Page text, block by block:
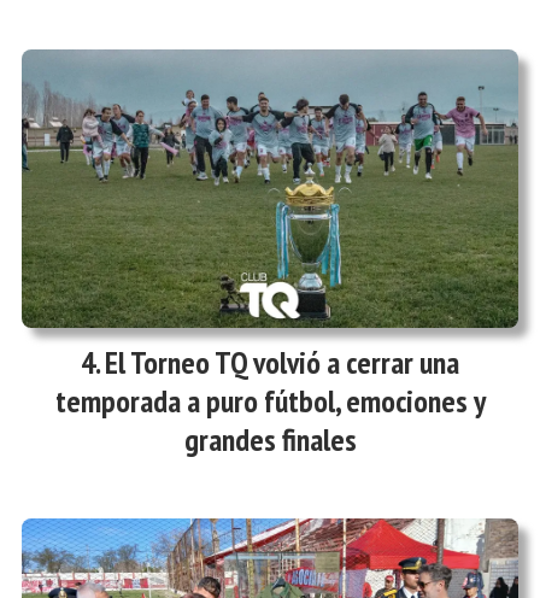
El Torneo TQ volvió a cerrar una
temporada a puro fútbol, emociones y
grandes finales